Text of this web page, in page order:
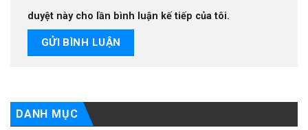
duyệt này cho lần bình luận kế tiếp của tôi.
DANH MỤC